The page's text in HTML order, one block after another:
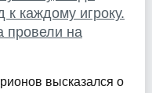
каждому игроку.
провели на
высказался о